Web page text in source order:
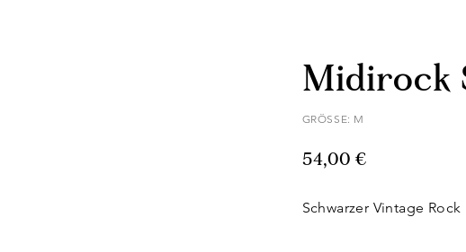
Midirock
GRÖSSE: M
54,00 €
Schwarzer Vintage